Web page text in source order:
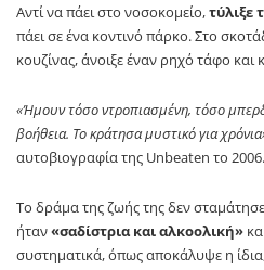
Αντί να πάει στο νοσοκομείο,τύλιξε
πάει σε ένα κοντινό πάρκο. Στο
κουζίνας, άνοιξε έναν ρηχό τάφο
«Ήμουν τόσο ντροπιασμένη, τόσο
βοήθεια. Το κράτησα μυστικό για
αυτοβιογραφία της Unbeaten το 2006.
Το δράμα της ζωής της δεν σταμάτησε
ήταν«σαδίστρια και αλκοολική»
συστηματικά, όπως αποκάλυψε η